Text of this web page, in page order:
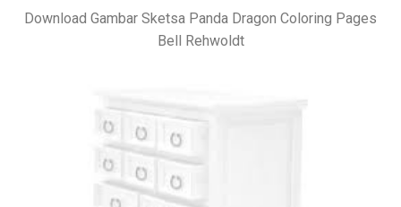
Download Gambar Sketsa Panda Dragon Coloring Pages
Bell Rehwoldt